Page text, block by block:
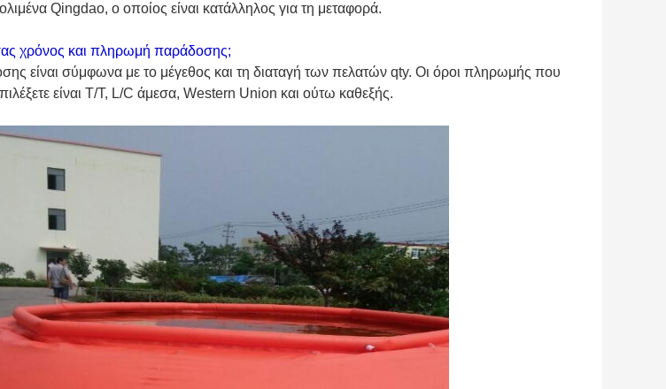
Qingdao, ο οποίος είναι κατάλληλος για τη μεταφορά.
σας χρόνος και πληρωμή παράδοσης;
είναι σύμφωνα με το μέγεθος και τη διαταγή των πελατών qty. Οι όροι πληρωμής που
είναι T/T, L/C άμεσα, Western Union και ούτω καθεξής.